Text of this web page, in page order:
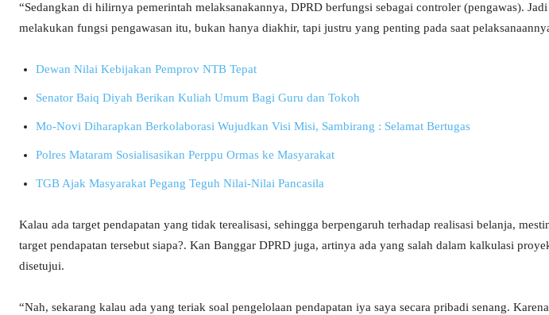
“Sedangkan di hilirnya pemerintah melaksanakannya, DPRD berfungsi sebagai controler (pengawas).
melakukan fungsi pengawasan itu, bukan hanya diakhir, tapi justru yang penting pada saat
Dewan Nilai Kebijakan Pemprov NTB Tepat
Senator Baiq Diyah Berikan Kuliah Umum Bagi Guru dan Tokoh
Mo-Novi Diharapkan Berkolaborasi Wujudkan Visi Misi, Sambirang : Selamat Bertugas
Polres Mataram Sosialisasikan Perppu Ormas ke Masyarakat
TGB Ajak Masyarakat Pegang Teguh Nilai-Nilai Pancasila
Kalau ada target pendapatan yang tidak terealisasi, sehingga berpengaruh terhadap realisasi belanja,
target pendapatan tersebut siapa?. Kan Banggar DPRD juga, artinya ada yang salah dalam kalkulasi
disetujui.
“Nah, sekarang kalau ada yang teriak soal pengelolaan pendapatan iya saya secara pribadi senang.